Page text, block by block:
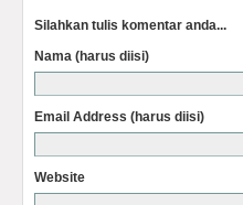
Silahkan tulis komentar anda...
Nama (harus diisi)
Email Address (harus diisi)
Website